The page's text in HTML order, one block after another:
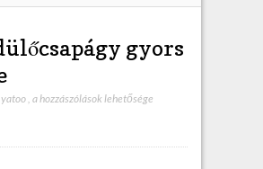
gyors
yatoo, A
a hozzászólások lehetősége